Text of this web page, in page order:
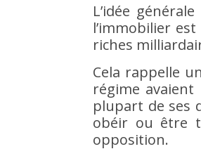
L’idée
l’immobilier
riches
Cela rappelle
régime
plupart de ses
obéir ou être
opposition.